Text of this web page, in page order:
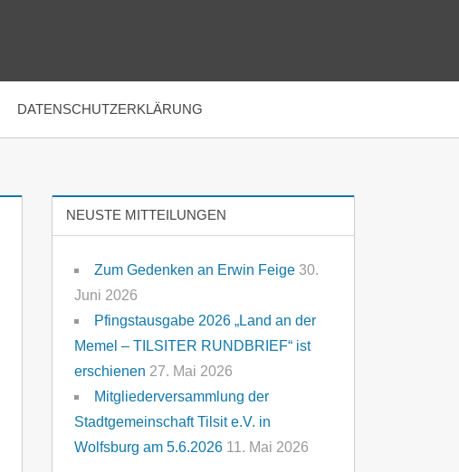
DATENSCHUTZERKLÄRUNG
NEUSTE MITTEILUNGEN
Zum Gedenken an Erwin Feige 30.
Juni 2026
Pfingstausgabe 2026 „Land an der
Memel – TILSITER RUNDBRIEF“ ist
erschienen 27. Mai 2026
Mitgliederversammlung der
Stadtgemeinschaft Tilsit e.V. in
Wolfsburg am 5.6.2026 11. Mai 2026